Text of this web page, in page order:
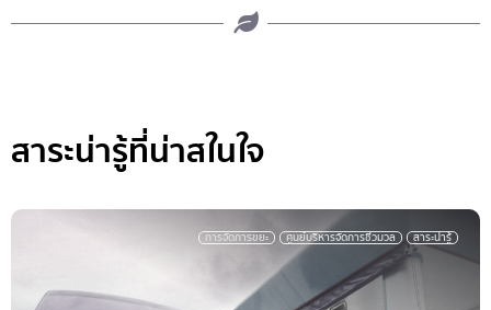
สาระน่ารู้ที่น่าสในใจ
การจัดการขยะ ศูนย์บริหารจัดการชีวมวล